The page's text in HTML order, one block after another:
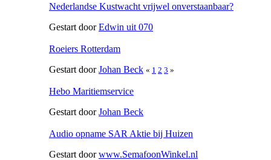
Nederlandse Kustwacht vrijwel onverstaanbaar?
Gestart doorEdwin uit 070
Roeiers Rotterdam
Gestart doorJohan Beck « 1 2 3 »
Hebo Maritiemservice
Gestart doorJohan Beck
Audio opname SAR Aktie bij Huizen
Gestart doorwww.SemafoonWinkel.nl